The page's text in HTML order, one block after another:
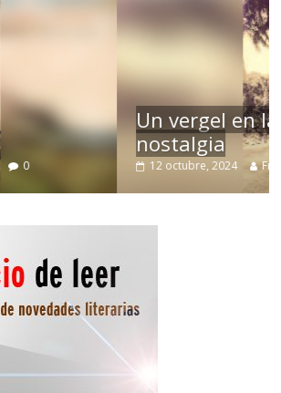
las nieblas de la
Francisco G. Navarro 0